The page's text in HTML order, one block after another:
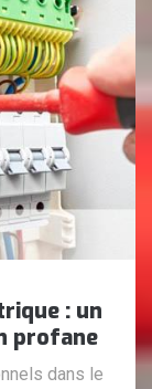
: un
profane
dans le